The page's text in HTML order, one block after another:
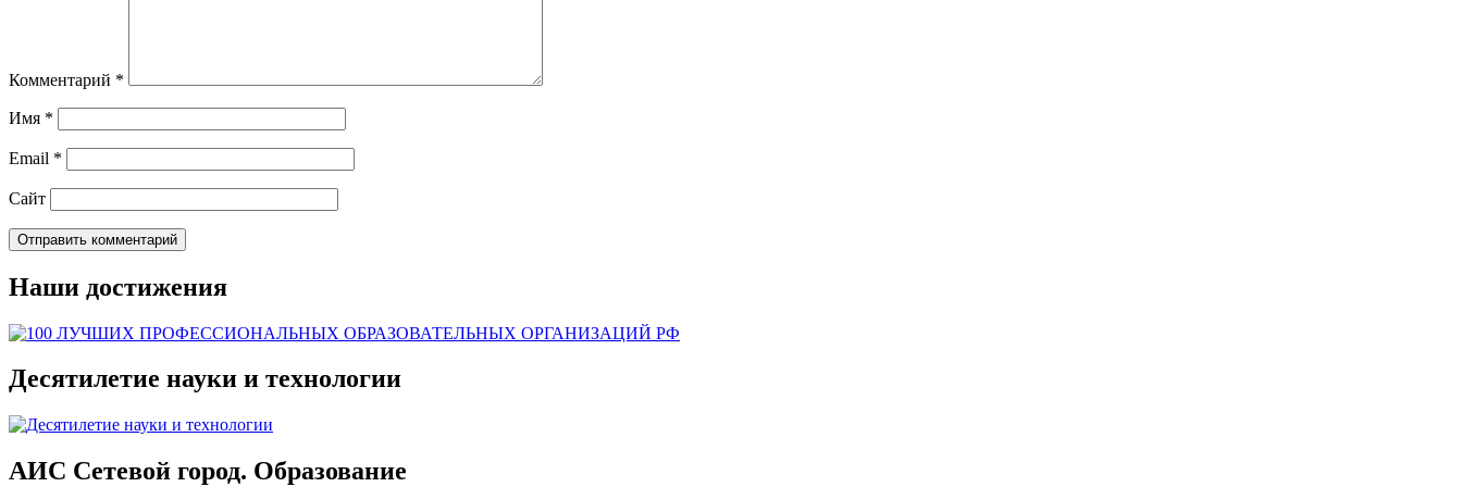
Комментарий *
Имя *
Email *
Сайт
Наши достижения
Десятилетие науки и технологии
АИС Сетевой город. Образование